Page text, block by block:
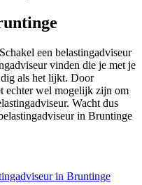
een belastingadviseur
vinden die je met je
als het lijkt. Door
echter wel mogelijk zijn om
Wacht dus
in Bruntinge
in Bruntinge